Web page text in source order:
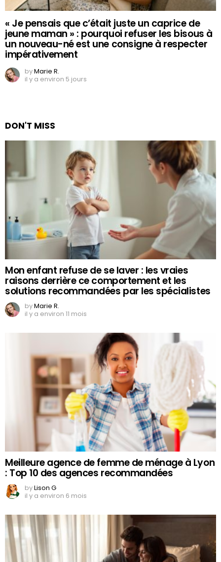
« Je pensais que c’était juste un caprice de
jeune maman » : pourquoi refuser les bisous à
un nouveau-né est une consigne à respecter
impérativement
byMarie R.
il y a environ 5 jours
DON'T MISS
Mon enfant refuse de se laver : les vraies
raisons derrière ce comportement et les
solutions recommandées par les spécialistes
byMarie R.
il y a environ 11 mois
Meilleure agence de femme de ménage à Lyon
: Top 10 des agences recommandées
byLison G
il y a environ 6 mois